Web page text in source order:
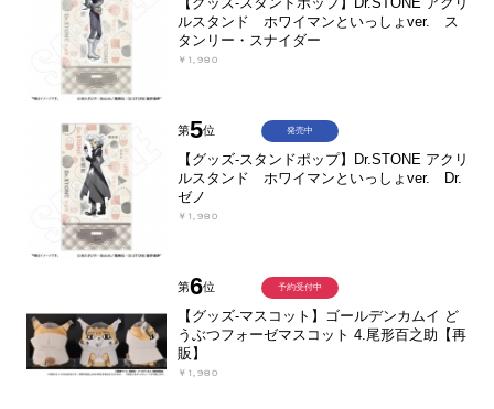
ルスタンド ホワイマンといっしょver. ス
タンリー・スナイダー
￥1,980
第5位
【グッズ-スタンドポップ】Dr.STONE アクリ
ルスタンド ホワイマンといっしょver. Dr.
ゼノ
￥1,980
発売中
第6位
【グッズ-マスコット】ゴールデンカムイ ど
うぶつフォーゼマスコット 4.尾形百之助【再
販】
￥1,980
予約受付中